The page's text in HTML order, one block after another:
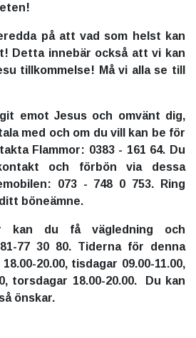
på att vad som helst kan
Detta innebär också att vi kan
tillkommelse! Må vi alla se till
emot Jesus och omvänt dig,
med och om du vill kan be för
Flammor: 0383 - 161 64. Du
och förbön via dessa
073 - 748 0 753. Ring
böneämne.
kan du få vägledning och
77 30 80. Tiderna för denna
20.00, tisdagar 09.00-11.00,
torsdagar 18.00-20.00. Du kan
önskar.